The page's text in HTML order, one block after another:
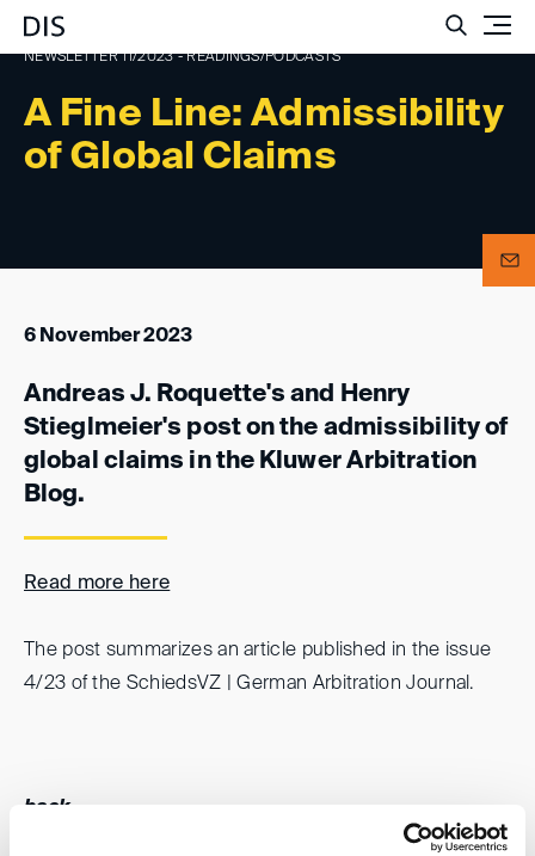
A Fine Line: Admissibility
of Global Claims
NEWSLETTER 11/2023 - READINGS/PODCASTS
6 November 2023
Andreas J. Roquette's and Henry
Stieglmeier's post on the admissibility of
global claims in the Kluwer Arbitration
Blog.
Read more here
The post summarizes an article published in the issue
4/23 of the SchiedsVZ | German Arbitration Journal.
back